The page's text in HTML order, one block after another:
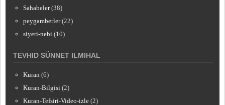
Sahabeler (38)
peygamberler (22)
siyeri-nebi (10)
TEVHID SÜNNET ILMIHAL
Kuran (6)
Kuran-Bilgisi (2)
Kuran-Tefsiri-Video-izle (2)